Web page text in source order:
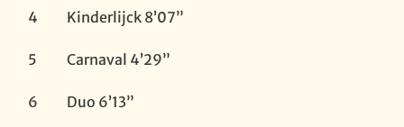
4 Kinderlijck 8’07”
5 Carnaval 4’29”
6 Duo 6’13”